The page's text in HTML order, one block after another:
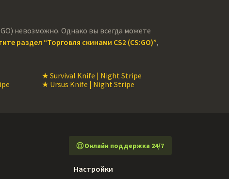
невозможно. Однако вы всегда можете
раздел “Торговля скинами CS2 (CS:GO)”,
★ Survival Knife | Night Stripe
★ Ursus Knife | Night Stripe
Онлайн поддержка 24/7
Настройки